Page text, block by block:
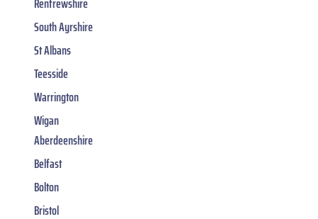
South Ayrshire
St Albans
Teesside
Warrington
Wigan
Aberdeenshire
Belfast
Bolton
Bristol